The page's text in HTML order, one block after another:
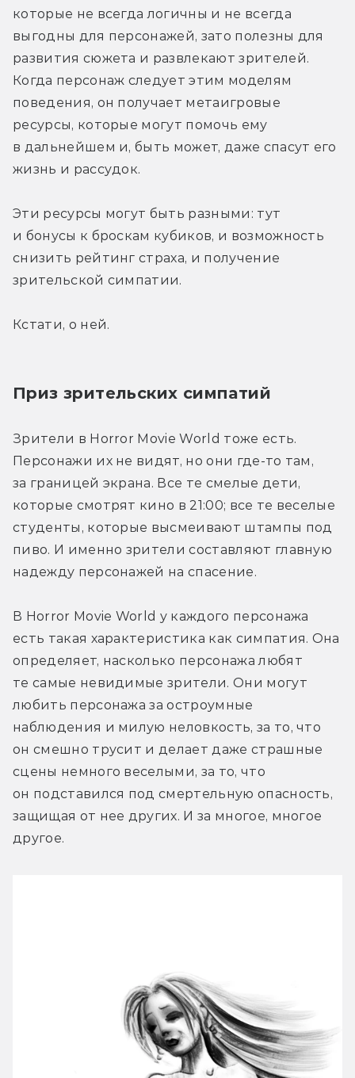
которые не всегда логичны и не всегда
выгодны для персонажей, зато полезны для
развития сюжета и развлекают зрителей.
Когда персонаж следует этим моделям
поведения, он получает метаигровые
ресурсы, которые могут помочь ему
в дальнейшем и, быть может, даже спасут его
жизнь и рассудок.
Эти ресурсы могут быть разными: тут
и бонусы к броскам кубиков, и возможность
снизить рейтинг страха, и получение
зрительской симпатии.
Кстати, о ней.
Приз зрительских симпатий
Зрители в Horror Movie World тоже есть.
Персонажи их не видят, но они где-то там,
за границей экрана. Все те смелые дети,
которые смотрят кино в 21:00; все те веселые
студенты, которые высмеивают штампы под
пиво. И именно зрители составляют главную
надежду персонажей на спасение.
В Horror Movie World у каждого персонажа
есть такая характеристика как симпатия. Она
определяет, насколько персонажа любят
те самые невидимые зрители. Они могут
любить персонажа за остроумные
наблюдения и милую неловкость, за то, что
он смешно трусит и делает даже страшные
сцены немного веселыми, за то, что
он подставился под смертельную опасность,
защищая от нее других. И за многое, многое
другое.